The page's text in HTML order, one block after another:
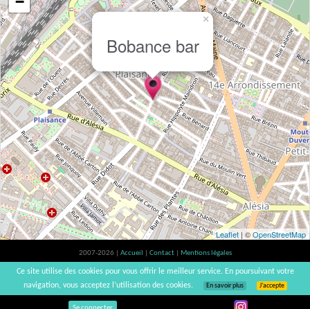
Bobance bar
×
Leaflet | ©OpenStreetMap
2007-2026 | Accueil Contact
Mentions légales
L'abus d'alcool est dangereux pour la santé, à consommer avec modération. |
vinsnaturels | v3.12
Ce site utilise des cookies pour vous offrir le meilleur service. En poursuivant votre
navigation, vous acceptez l’utilisation des cookies.
En savoir plus J’accepte